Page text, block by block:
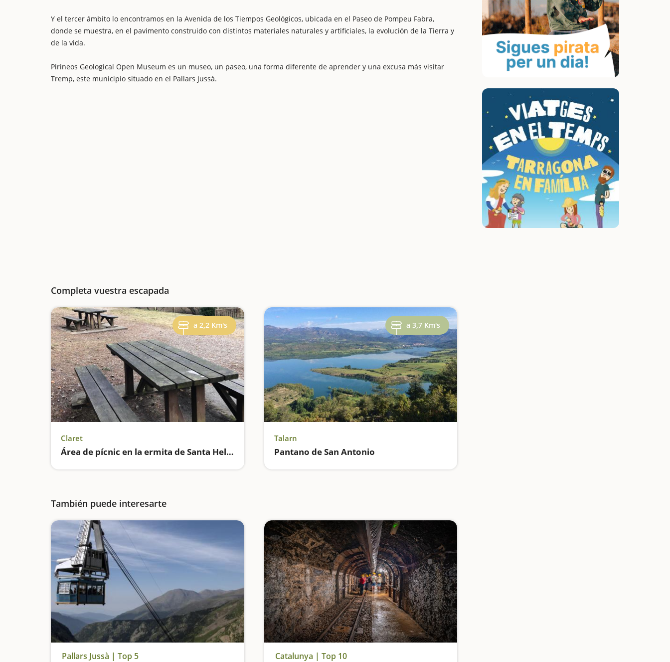
Y el tercer ámbito lo encontramos en la Avenida de los Tiempos Geológicos, ubicada en el Paseo de Pompeu Fabra,
donde se muestra, en el pavimento construido con distintos materiales naturales y artificiales, la evolución de la Tierra y
de la vida.
Pirineos Geological Open Museum es un museo, un paseo, una forma diferente de aprender y una excusa más visitar
Tremp, este municipio situado en el Pallars Jussà.
Completa vuestra escapada
a 2,2 Km's
Claret
Área de pícnic en la ermita de Santa Helena
a 3,7 Km's
Talarn
Pantano de San Antonio
También puede interesarte
Pallars Jussà | Top 5 Catalunya | Top 10